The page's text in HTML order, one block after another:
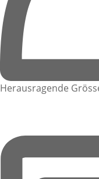
Herausragende